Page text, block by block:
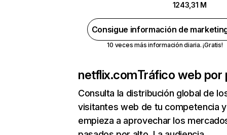
1243,31 M
Consigue información de
10 veces más información diaria. ¡Gratis!
netflix.comTráfico web por
Consulta la distribución global de
visitantes web de tu competencia y
empieza a aprovechar los